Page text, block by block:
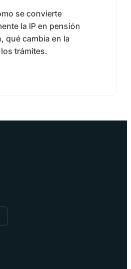
se convierte
la IP en pensión
qué cambia en la
trámites.